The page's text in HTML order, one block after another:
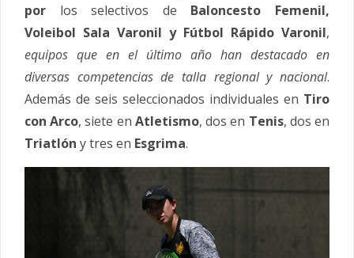
por los selectivos de Baloncesto Femenil,
Voleibol Sala Varonil y Fútbol Rápido Varonil,
equipos que en el último año han destacado en
diversas competencias de talla regional y nacional.
Además de seis seleccionados individuales en Tiro
con Arco, siete en Atletismo, dos en Tenis, dos en
Triatlón y tres en Esgrima.